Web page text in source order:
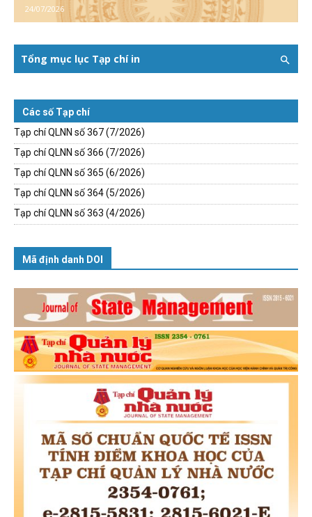
24/07/2026
Tổng mục lục Tạp chí in
Các số Tạp chí
Tạp chí QLNN số 367 (7/2026)
Tạp chí QLNN số 366 (7/2026)
Tạp chí QLNN số 365 (6/2026)
Tạp chí QLNN số 364 (5/2026)
Tạp chí QLNN số 363 (4/2026)
Mã định danh DOI